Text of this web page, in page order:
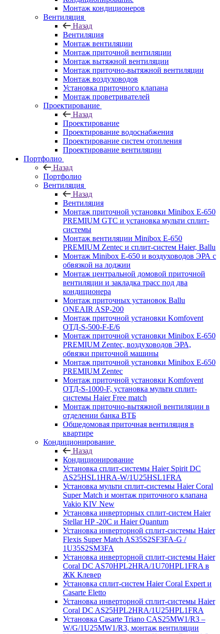
Монтаж кондиционеров
Вентиляция
Назад
Вентиляция
Монтаж вентиляции
Монтаж приточной вентиляции
Монтаж вытяжной вентиляции
Монтаж приточно-вытяжной вентиляции
Монтаж воздуховодов
Установка приточного клапана
Монтаж проветривателей
Проектирование
Назад
Проектирование
Проектирование водоснабжения
Проектирование систем отопления
Проектирование вентиляции
Портфолио
Назад
Портфолио
Вентиляция
Назад
Вентиляция
Монтаж приточной установки Minibox E-650
PREMIUM GTC и установка мульти сплит-
системы
Монтаж вентиляции Minibox E-650
PREMIUM Zentec и сплит-систем Haier, Ballu
Монтаж Minibox E-650 и воздуховодов ЭРА с
обвязкой на лоджии
Монтаж центральной домовой приточной
вентиляции и закладка трасс под два
кондиционера
Монтаж приточных установок Ballu
ONEAIR ASP-200
Монтаж приточной установки Komfovent
ОТД-S-500-F-E/6
Монтаж приточной установки Minibox E-650
PREMIUM Zentec, воздуховодов ЭРА,
обвязки приточной машины
Монтаж приточной установки Minibox E-650
PREMIUM Zentec
Монтаж приточной установки Komfovent
ОТД-S-1000-F, установка мульти сплит-
системы Haier Free match
Монтаж приточно-вытяжной вентиляции в
отделении банка ВТБ
Общедомовая приточная вентиляция в
квартире
Кондиционирование
Назад
Кондиционирование
Установка сплит-системы Haier Spirit DC
AS25HSL1HRA-W/1U25HSL1FRA
Установка мульти сплит-системы Haier Coral
Super Match и монтаж приточного клапана
Vakio KIV New
Установка инверторных сплит-систем Haier
Stellar HP -20С и Haier Quantum
Установка инверторной сплит-системы Haier
Flexis Super Match AS35S2SF3FA-G /
1U35S2SM3FA
Установка инверторной сплит-системы Haier
Coral DC AS70HPL2HRA/1U70HPL1FRA в
ЖК Клевер
Установка сплит-систем Haier Coral Expert и
Casarte Eletto
Установка инверторной сплит-системы Haier
Coral DC AS25HPL2HRA/1U25HPL1FRA
Установка Casarte Triano CAS25MW1/R3 –
W/G/1U25MW1/R3, монтаж вентиляции